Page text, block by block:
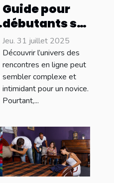
Guide pour
débutants sur
les
rencontres en
ligne : par où
commencer ?
Jeu. 31 juillet 2025
Découvrir l’univers des
rencontres en ligne peut
sembler complexe et
intimidant pour un novice.
Pourtant,...